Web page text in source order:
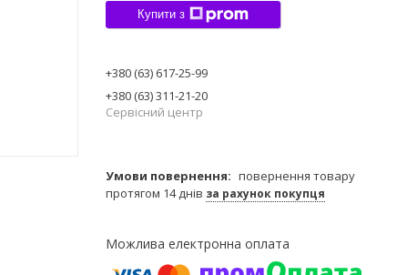
Купити з
+380 (63) 617-25-99
+380 (63) 311-21-20
Сервісний центр
повернення товару
протягом 14 днів за рахунок покупця